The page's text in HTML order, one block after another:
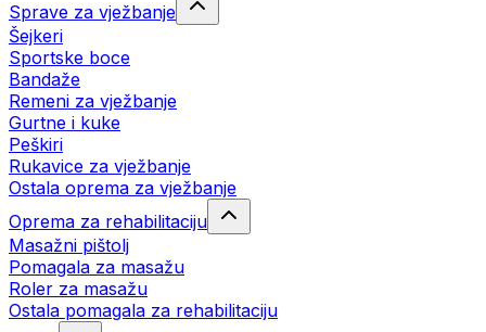
Sprave za vježbanje
Šejkeri
Sportske boce
Bandaže
Remeni za vježbanje
Gurtne i kuke
Peškiri
Rukavice za vježbanje
Ostala oprema za vježbanje
Oprema za rehabilitaciju
Masažni pištolj
Pomagala za masažu
Roler za masažu
Ostala pomagala za rehabilitaciju